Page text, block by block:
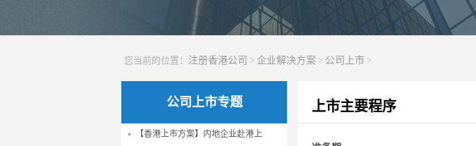
您当前的位置： 注册香港公司 > 企业解决方案 > 公司上市 >
公司上市专题
【香港上市方案】内地企业赴港上
上市主要程序